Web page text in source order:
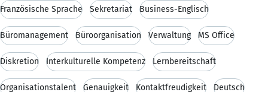
Französische Sprache Sekretariat Business-Englisch
Büromanagement Büroorganisation Verwaltung MS Office
Diskretion Interkulturelle Kompetenz Lernbereitschaft
Organisationstalent Genauigkeit Kontaktfreudigkeit Deutsch